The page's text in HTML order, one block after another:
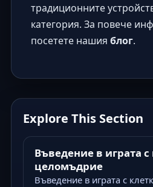
традиционните
категория. За повече
посетете нашия блог.
Explore This Section
Въведение в играта с
целомъдрие
Въведение в играта с